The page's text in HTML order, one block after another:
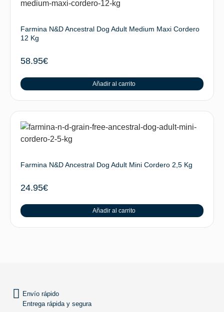
Farmina N&D Ancestral Dog Adult Medium Maxi Cordero
12 Kg
58.95€
Añadir al carrito
Farmina N&D Ancestral Dog Adult Mini Cordero 2,5 Kg
24.95€
Añadir al carrito
Envío rápido
Entrega rápida y segura